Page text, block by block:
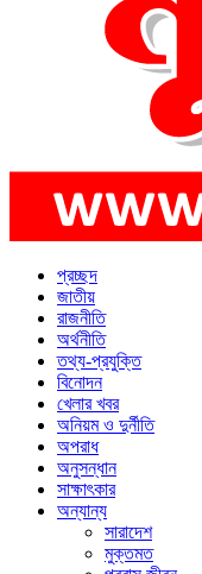
প্রচ্ছদ
জাতীয়
রাজনীতি
অর্থনীতি
তথ্য-প্রযুক্তি
বিনোদন
খেলার খবর
অনিয়ম ও দুর্নীতি
অপরাধ
অনুসন্ধান
সাক্ষাৎকার
অন্যান্য
সারাদেশ
মুক্তমত